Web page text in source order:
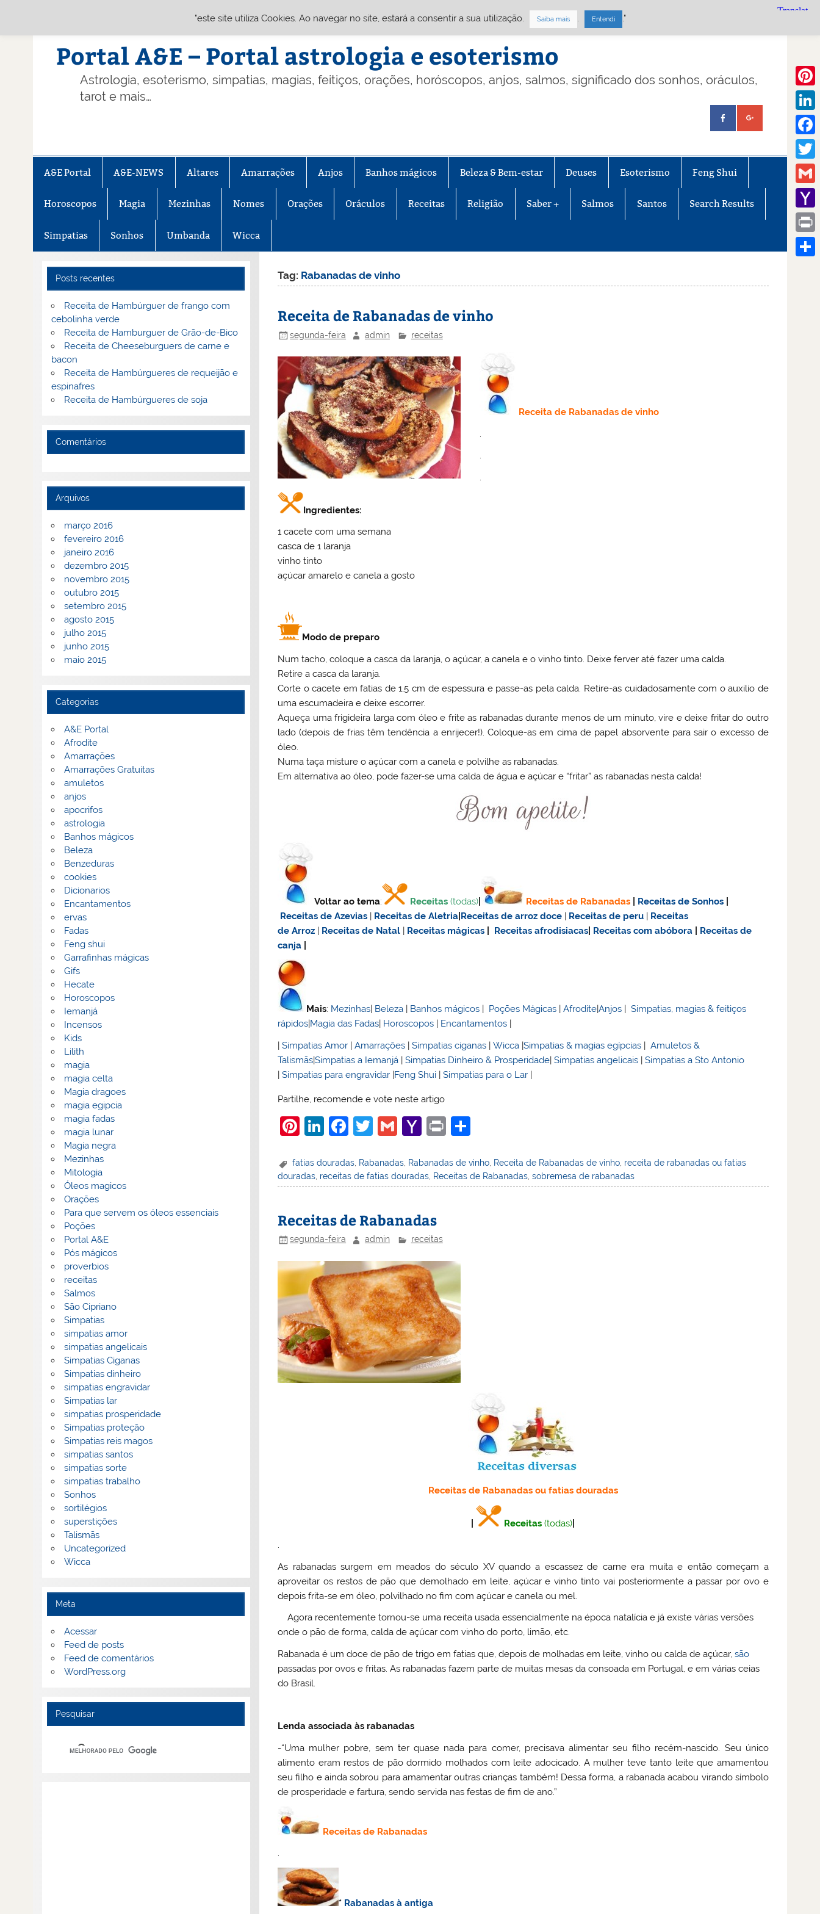
Portal A&E – Portal astrologia e esoterismo
Astrologia, esoterismo, simpatias, magias, feitiços, orações, horóscopos, anjos, salmos, significado dos sonhos, oráculos,
tarot e mais…
A&E Portal A&E-NEWS Altares Amarrações Anjos Banhos mágicos Beleza & Bem-estar Deuses Esoterismo Feng Shui
Horoscopos Magia Mezinhas Nomes Orações Oráculos Receitas Religião Saber + Salmos Santos Search Results
Simpatias Sonhos Umbanda Wicca
Tag: Rabanadas de vinho
Receita de Rabanadas de vinho
segunda-feira admin receitas
Receita de Rabanadas de vinho
.
.
Ingredientes:
1 cacete com uma semana
casca de 1 laranja
vinho tinto
açúcar amarelo e canela a gosto
Modo de preparo
Num tacho, coloque a casca da laranja, o açúcar, a canela e o vinho tinto. Deixe ferver até fazer uma calda.
Retire a casca da laranja.
Corte o cacete em fatias de 1,5 cm de espessura e passe-as pela calda. Retire-as cuidadosamente com o auxilio de
uma escumadeira e deixe escorrer.
Aqueça uma frigideira larga com óleo e frite as rabanadas durante menos de um minuto, vire e deixe fritar do outro
lado (depois de frias têm tendência a enrijecer!). Coloque-as em cima de papel absorvente para sair o excesso de
óleo.
Numa taça misture o açúcar com a canela e polvilhe as rabanadas.
Em alternativa ao óleo, pode fazer-se uma calda de água e açúcar e “fritar” as rabanadas nesta calda!
Voltar ao tema: Receitas (todas) Receitas de Rabanadas Receitas de Sonhos
Receitas de Azevias | Receitas de Aletria Receitas dearroz doce | Receitas de peru | Receitas
de Arroz | Receitas de Natal | Receitas mágicas Receitas afrodisiacas Receitas com abóbora
Receitas de
canja
Mais: Mezinhas Beleza Banhos mágicos Poções Mágicas |Afrodite|Anjos |Simpatias, magias & feitiços
rápidos Magia das Fadas Horoscopos Encantamentos
|Simpatias Amor |Amarrações |Simpatias ciganas |Wicca |Simpatias & magias egípcias |Amuletos &
Talismãs|Simpatias a Iemanjá |Simpatias Dinheiro & Prosperidade|Simpatias angelicais |Simpatias a Sto Antonio
|Simpatias para engravidar |Feng Shui |Simpatias para o Lar |
Partilhe, recomende e vote neste artigo
Pi
er
e
Li
k
e
n
F
c
e
o
o
k
T
itt
er
G
ai
l
Y
h
o
M
ai
l
Pr
t
ar
e
fatias douradas, Rabanadas, Rabanadas de vinho, Receita de Rabanadas de vinho, receita de rabanadas ou fatias
douradas receitas de fatias douradas Receitas de Rabanadas ,sobremesa de rabanadas
Receitas de Rabanadas
segunda-feira admin receitas
Receitas de Rabanadas ou fatias douradas
Receitas (todas)
.
As rabanadas surgem em meados do século XV quando a escassez de carne era muita e então começam a
aproveitar os restos de pão que demolhado em leite, açúcar e vinho tinto vai posteriormente a passar por ovo e
depois frita-se em óleo, polvilhado no fim com açúcar e canela ou mel.
Agora recentemente tornou-se uma receita usada essencialmente na época natalícia e já existe várias versões
onde o pão de forma, calda de açúcar com vinho do porto, limão, etc.
Rabanada é um doce de pão de trigo em fatias que, depois de molhadas em leite, vinho ou calda de açúcar,são
passadas por ovos e fritas. As rabanadas fazem parte de muitas mesas da consoada em Portugal, e em várias ceias
do Brasil.
Lenda associada às rabanadas
-“Uma mulher pobre, sem ter quase nada para comer, precisava alimentar seu filho recém-nascido. Seu único
alimento eram restos de pão dormido molhados com leite adocicado. A mulher teve tanto leite que amamentou
seu filho e ainda sobrou para amamentar outras crianças também! Dessa forma, a rabanada acabou virando símbolo
de prosperidade e fartura, sendo servida nas festas de fim de ano.”
Receitas de Rabanadas
.
* Rabanadas à antiga
Posts recentes
Receita de Hambúrguer de frango com
cebolinha verde
Receita de Hamburguer de Grão-de-Bico
Receita de Cheeseburguers de carne e
bacon
Receita de Hambúrgueres de requeijão e
espinafres
Receita de Hambúrgueres de soja
Comentários
Arquivos
março 2016
fevereiro 2016
janeiro 2016
dezembro 2015
novembro 2015
outubro 2015
setembro 2015
agosto 2015
julho 2015
junho 2015
maio 2015
Categorias
A&E Portal
Afrodite
Amarrações
Amarrações Gratuitas
amuletos
anjos
apocrifos
astrologia
Banhos mágicos
Beleza
Benzeduras
cookies
Dicionarios
Encantamentos
ervas
Fadas
Feng shui
Garrafinhas mágicas
Gifs
Hecate
Horoscopos
Iemanjá
Incensos
Kids
Lilith
magia
magia celta
Magia dragoes
magia egipcia
magia fadas
magia lunar
Magia negra
Mezinhas
Mitologia
Óleos magicos
Orações
Para que servem os óleos essenciais
Poções
Portal A&E
Pós mágicos
proverbios
receitas
Salmos
São Cipriano
Simpatias
simpatias amor
simpatias angelicais
Simpatias Ciganas
Simpatias dinheiro
simpatias engravidar
Simpatias lar
simpatias prosperidade
Simpatias proteção
Simpatias reis magos
simpatias santos
simpatias sorte
simpatias trabalho
Sonhos
sortilégios
superstições
Talismãs
Uncategorized
Wicca
Meta
Acessar
Feed de posts
Feed de comentários
WordPress.org
Pesquisar
Gmail
Mail
Print
"este site utiliza Cookies. Ao navegar no site, estará a consentir a sua utilização. Saiba mais . Entendi ."